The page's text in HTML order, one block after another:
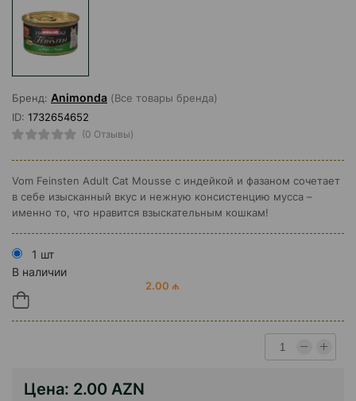
Бренд: Animonda (Все товары бренда)
ID: 1732654652
(0 Отзывы)
Vom Feinsten Adult Cat Mousse с индейкой и фазаном сочетает
в себе изысканный вкус и нежную консистенцию мусса –
именно то, что нравится взыскательным кошкам!
1 шт
В наличии
2.00 ₼
Цена: 2.00 AZN